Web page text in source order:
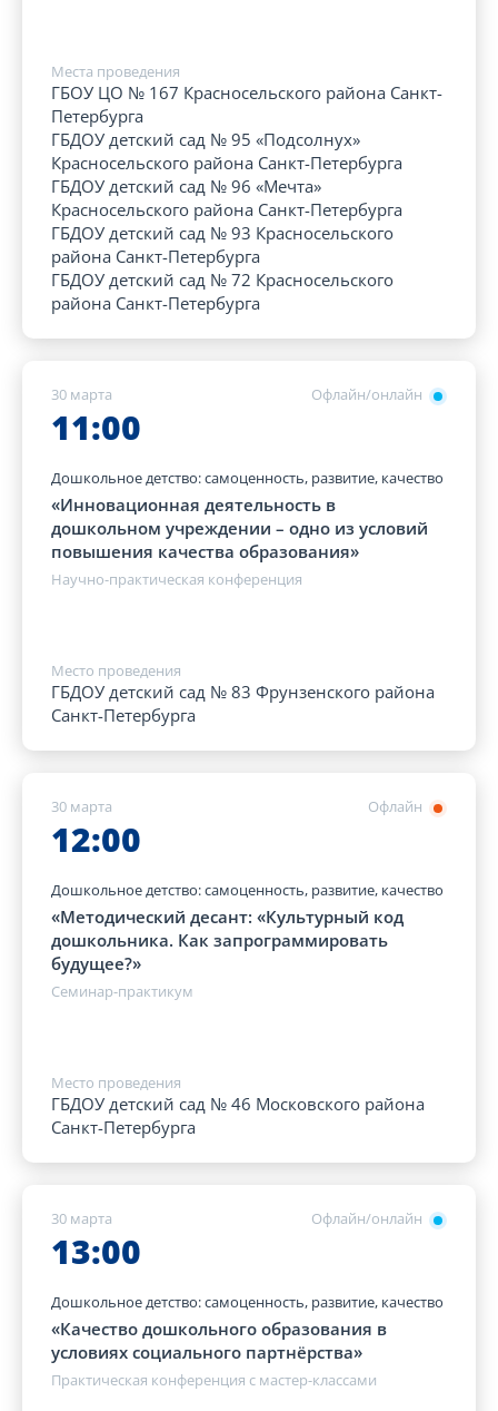
Места проведения
ГБОУ ЦО № 167 Красносельского района Санкт-
Петербурга
ГБДОУ детский сад № 95 «Подсолнух»
Красносельского района Санкт-Петербурга
ГБДОУ детский сад № 96 «Мечта»
Красносельского района Санкт-Петербурга
ГБДОУ детский сад № 93 Красносельского
района Санкт-Петербурга
ГБДОУ детский сад № 72 Красносельского
района Санкт-Петербурга
Офлайн/онлайн
30 марта
11:00
Дошкольное детство: самоценность, развитие, качество
«Инновационная деятельность в
дошкольном учреждении – одно из условий
повышения качества образования»
Научно-практическая конференция
Место проведения
ГБДОУ детский сад № 83 Фрунзенского района
Санкт-Петербурга
Офлайн
30 марта
12:00
Дошкольное детство: самоценность, развитие, качество
«Методический десант: «Культурный код
дошкольника. Как запрограммировать
будущее?»
Семинар-практикум
Место проведения
ГБДОУ детский сад № 46 Московского района
Санкт-Петербурга
Офлайн/онлайн
30 марта
13:00
Дошкольное детство: самоценность, развитие, качество
«Качество дошкольного образования в
условиях социального партнёрства»
Практическая конференция с мастер-классами